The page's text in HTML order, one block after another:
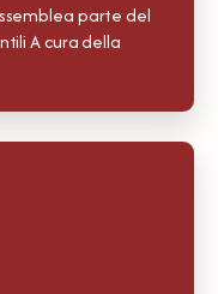
parte del
A cura della